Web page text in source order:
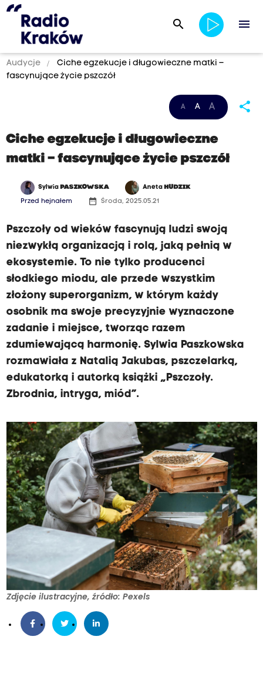
search menu
Audycje
Ciche egzekucje i długowieczne matki –
fascynujące życie pszczół
A A A share
Ciche egzekucje i długowieczne
matki – fascynujące życie pszczół
Sylwia PASZKOWSKA Aneta HUDZIK
Przed hejnałem date_range Środa, 2025.05.21
Pszczoły od wieków fascynują ludzi swoją
niezwykłą organizacją i rolą, jaką pełnią w
ekosystemie. To nie tylko producenci
słodkiego miodu, ale przede wszystkim
złożony superorganizm, w którym każdy
osobnik ma swoje precyzyjnie wyznaczone
zadanie i miejsce, tworząc razem
zdumiewającą harmonię. Sylwia Paszkowska
rozmawiała z Natalią Jakubas, pszczelarką,
edukatorką i autorką książki „Pszczoły.
Zbrodnia, intryga, miód”.
Zdjęcie ilustracyjne, źródło: Pexels